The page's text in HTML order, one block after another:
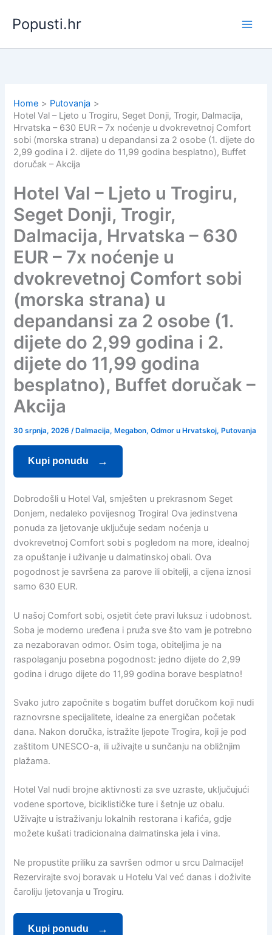
content
Popusti.hr
Home
Putovanja
Hotel Val – Ljeto u Trogiru, Seget Donji, Trogir, Dalmacija,
Hrvatska – 630 EUR – 7x noćenje u dvokrevetnoj Comfort
sobi (morska strana) u depandansi za 2 osobe (1. dijete do
2,99 godina i 2. dijete do 11,99 godina besplatno), Buffet
doručak – Akcija
Hotel Val – Ljeto u Trogiru,
Seget Donji, Trogir,
Dalmacija, Hrvatska – 630
EUR – 7x noćenje u
dvokrevetnoj Comfort sobi
(morska strana) u
depandansi za 2 osobe (1.
dijete do 2,99 godina i 2.
dijete do 11,99 godina
besplatno), Buffet doručak –
Akcija
30 srpnja, 2026/ Dalmacija, Megabon,Odmor u Hrvatskoj, Putovanja
Kupi ponudu
Dobrodošli u Hotel Val, smješten u prekrasnom Seget
Donjem, nedaleko povijesnog Trogira! Ova jedinstvena
ponuda za ljetovanje uključuje sedam noćenja u
dvokrevetnoj Comfort sobi s pogledom na more, idealnoj
za opuštanje i uživanje u dalmatinskoj obali. Ova
pogodnost je savršena za parove ili obitelji, a cijena iznosi
samo 630 EUR.
U našoj Comfort sobi, osjetit ćete pravi luksuz i udobnost.
Soba je moderno uređena i pruža sve što vam je potrebno
za nezaboravan odmor. Osim toga, obiteljima je na
raspolaganju posebna pogodnost: jedno dijete do 2,99
godina i drugo dijete do 11,99 godina borave besplatno!
Svako jutro započnite s bogatim buffet doručkom koji nudi
raznovrsne specijalitete, idealne za energičan početak
dana. Nakon doručka, istražite ljepote Trogira, koji je pod
zaštitom UNESCO-a, ili uživajte u sunčanju na obližnjim
plažama.
Hotel Val nudi brojne aktivnosti za sve uzraste, uključujući
vodene sportove, biciklističke ture i šetnje uz obalu.
Uživajte u istraživanju lokalnih restorana i kafića, gdje
možete kušati tradicionalna dalmatinska jela i vina.
Ne propustite priliku za savršen odmor u srcu Dalmacije!
Rezervirajte svoj boravak u Hotelu Val već danas i doživite
čaroliju ljetovanja u Trogiru.
Kupi ponudu